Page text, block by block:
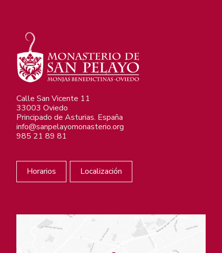
Calle San Vicente 11
33003 Oviedo
Principado de Asturias. España
info@sanpelayomonasterio.org
985 21 89 81
Horarios Localización